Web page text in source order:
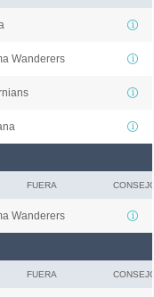
Wanderers
FUERA
Wanderers
FUERA